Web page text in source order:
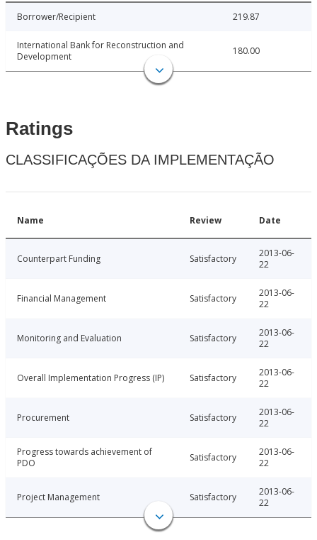
Borrower/Recipient 219.87
International Bank for Reconstruction and
Development
180.00
Ratings
CLASSIFICAÇÕES DA IMPLEMENTAÇÃO
Name Review Date
Counterpart Funding Satisfactory
2013-06-
22
Financial Management Satisfactory
2013-06-
22
Monitoring and Evaluation Satisfactory
2013-06-
22
Overall Implementation Progress (IP) Satisfactory
2013-06-
22
Procurement Satisfactory
2013-06-
22
Progress towards achievement of
PDO
Satisfactory
2013-06-
22
Project Management Satisfactory
2013-06-
22